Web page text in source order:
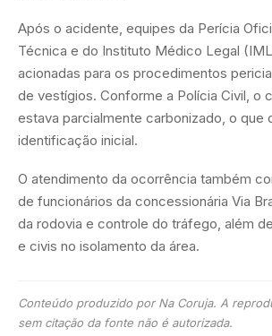
Após o acidente, equipes da Perícia
Técnica e do Instituto Médico Legal
acionadas para os procedimentos
de vestígios. Conforme a Polícia Civil, o
estava parcialmente carbonizado, o que
identificação inicial.
O atendimento da ocorrência também
de funcionários da concessionária Via
da rodovia e controle do tráfego, além
e civis no isolamento da área.
Conteúdo produzido por Na Coruja. A
sem citação da fonte não é autorizada.